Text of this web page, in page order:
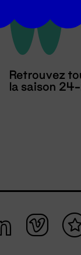
Retrouvez
la saison